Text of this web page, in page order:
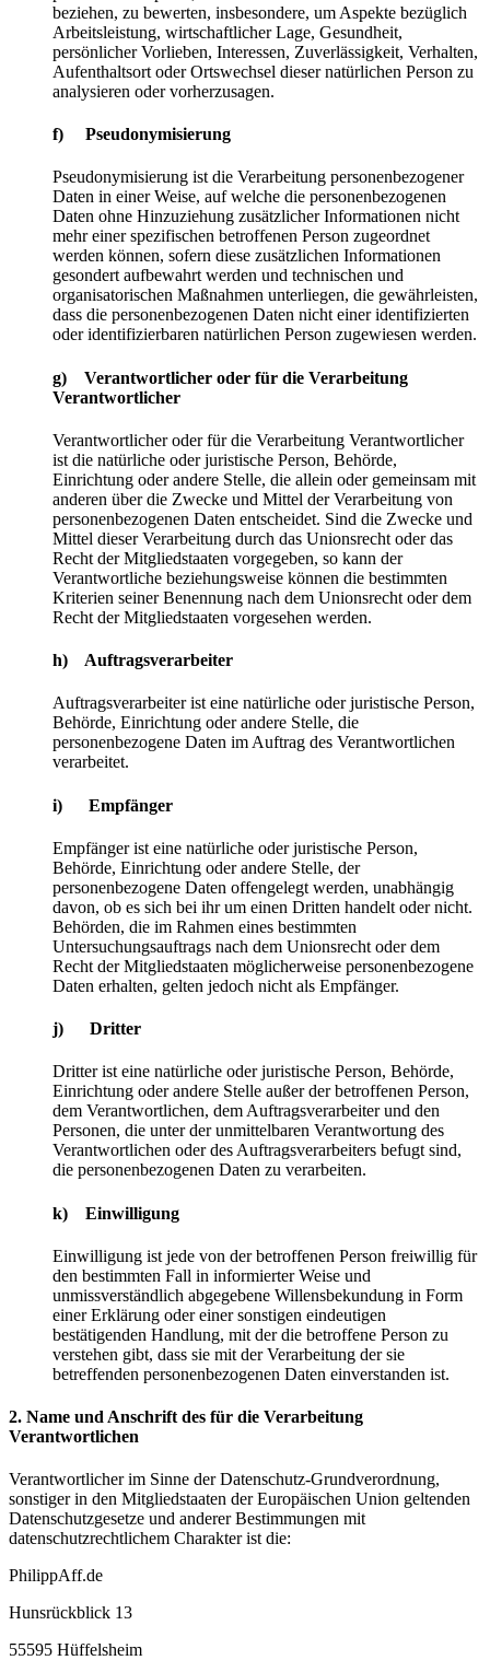
beziehen, zu bewerten, insbesondere, um Aspekte bezüglich
Arbeitsleistung, wirtschaftlicher Lage, Gesundheit,
persönlicher Vorlieben, Interessen, Zuverlässigkeit, Verhalten,
Aufenthaltsort oder Ortswechsel dieser natürlichen Person zu
analysieren oder vorherzusagen.
f) Pseudonymisierung
Pseudonymisierung ist die Verarbeitung personenbezogener
Daten in einer Weise, auf welche die personenbezogenen
Daten ohne Hinzuziehung zusätzlicher Informationen nicht
mehr einer spezifischen betroffenen Person zugeordnet
werden können, sofern diese zusätzlichen Informationen
gesondert aufbewahrt werden und technischen und
organisatorischen Maßnahmen unterliegen, die gewährleisten,
dass die personenbezogenen Daten nicht einer identifizierten
oder identifizierbaren natürlichen Person zugewiesen werden.
g) Verantwortlicher oder für die Verarbeitung
Verantwortlicher
Verantwortlicher oder für die Verarbeitung Verantwortlicher
ist die natürliche oder juristische Person, Behörde,
Einrichtung oder andere Stelle, die allein oder gemeinsam mit
anderen über die Zwecke und Mittel der Verarbeitung von
personenbezogenen Daten entscheidet. Sind die Zwecke und
Mittel dieser Verarbeitung durch das Unionsrecht oder das
Recht der Mitgliedstaaten vorgegeben, so kann der
Verantwortliche beziehungsweise können die bestimmten
Kriterien seiner Benennung nach dem Unionsrecht oder dem
Recht der Mitgliedstaaten vorgesehen werden.
h) Auftragsverarbeiter
Auftragsverarbeiter ist eine natürliche oder juristische Person,
Behörde, Einrichtung oder andere Stelle, die
personenbezogene Daten im Auftrag des Verantwortlichen
verarbeitet.
i) Empfänger
Empfänger ist eine natürliche oder juristische Person,
Behörde, Einrichtung oder andere Stelle, der
personenbezogene Daten offengelegt werden, unabhängig
davon, ob es sich bei ihr um einen Dritten handelt oder nicht.
Behörden, die im Rahmen eines bestimmten
Untersuchungsauftrags nach dem Unionsrecht oder dem
Recht der Mitgliedstaaten möglicherweise personenbezogene
Daten erhalten, gelten jedoch nicht als Empfänger.
j) Dritter
Dritter ist eine natürliche oder juristische Person, Behörde,
Einrichtung oder andere Stelle außer der betroffenen Person,
dem Verantwortlichen, dem Auftragsverarbeiter und den
Personen, die unter der unmittelbaren Verantwortung des
Verantwortlichen oder des Auftragsverarbeiters befugt sind,
die personenbezogenen Daten zu verarbeiten.
k) Einwilligung
Einwilligung ist jede von der betroffenen Person freiwillig für
den bestimmten Fall in informierter Weise und
unmissverständlich abgegebene Willensbekundung in Form
einer Erklärung oder einer sonstigen eindeutigen
bestätigenden Handlung, mit der die betroffene Person zu
verstehen gibt, dass sie mit der Verarbeitung der sie
betreffenden personenbezogenen Daten einverstanden ist.
2. Name und Anschrift des für die Verarbeitung
Verantwortlichen
Verantwortlicher im Sinne der Datenschutz-Grundverordnung,
sonstiger in den Mitgliedstaaten der Europäischen Union geltenden
Datenschutzgesetze und anderer Bestimmungen mit
datenschutzrechtlichem Charakter ist die:
PhilippAff.de
Hunsrückblick 13
55595 Hüffelsheim